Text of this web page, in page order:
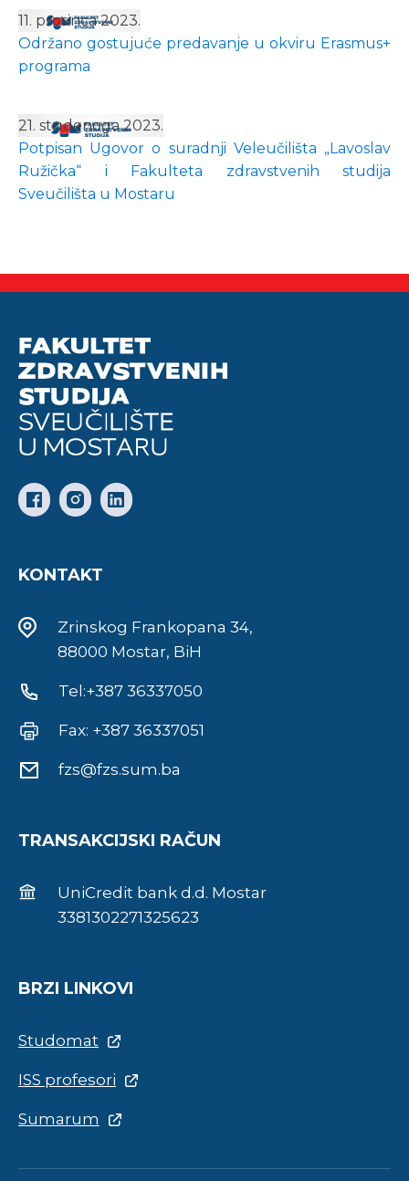
11. prosinca 2023.
Održano gostujuće predavanje u okviru Erasmus+
programa
21. studenoga 2023.
Potpisan Ugovor o suradnji Veleučilišta „Lavoslav
Ružička“ i Fakulteta zdravstvenih studija
Sveučilišta u Mostaru
KONTAKT
Zrinskog Frankopana 34,
88000 Mostar, BiH
Tel:+387 36337050
Fax: +387 36337051
fzs@fzs.sum.ba
TRANSAKCIJSKI RAČUN
UniCredit bank d.d. Mostar
3381302271325623
BRZI LINKOVI
Studomat
ISS profesori
Sumarum